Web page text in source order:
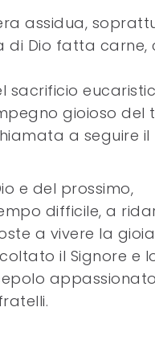
assidua,
di Dio fatta carne,
sacrificio
gioioso del
a seguire il
e del prossimo,
difficile, a
a vivere la gioia
il Signore e
appassionato